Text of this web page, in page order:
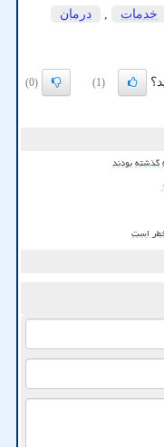
خدمات , درمان
(1)
(0)
گذشته بودند
خطر است